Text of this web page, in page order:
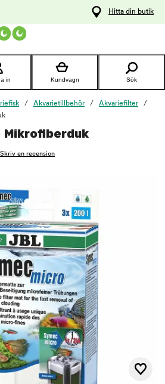
Hitta din butik
in Kundvagn Sök
Akvarietillbehör
Akvariefilter
Mikrofiberduk
Skriv en recension